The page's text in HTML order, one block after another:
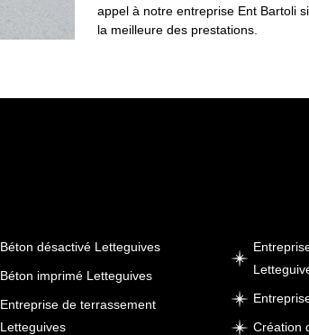
appel à notre entreprise Ent Bartoli
la meilleure des prestations.
Béton désactivé Letteguives
Béton imprimé Letteguives
Entreprise de terrassement
Letteguives
Création